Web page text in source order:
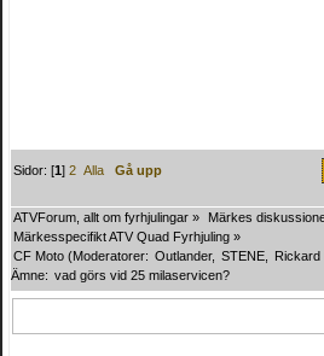
Sidor: [1]2 Alla
Gå upp
ATVForum, allt om fyrhjulingar » Märkes
Märkesspecifikt ATV Quad Fyrhjuling »
CF Moto (Moderatorer: Outlander, STENE Rickard
Ämne: vad görs vid 25 milaservicen?